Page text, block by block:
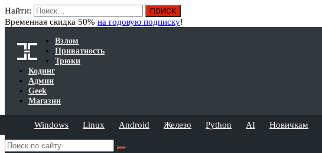
Найти:
Временная скидка 50% на годовую подписку!
Взлом
Приватность
Трюки
Кодинг
Админ
Geek
Магазин
Windows Linux Android Железо Python AI Новичкам